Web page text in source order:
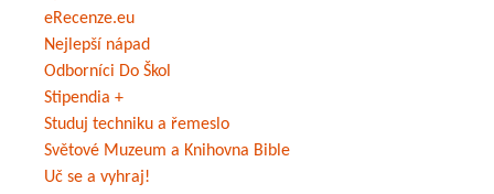
eRecenze.eu
Nejlepší nápad
Odborníci Do Škol
Stipendia +
Studuj techniku a řemeslo
Světové Muzeum a Knihovna Bible
Uč se a vyhraj!